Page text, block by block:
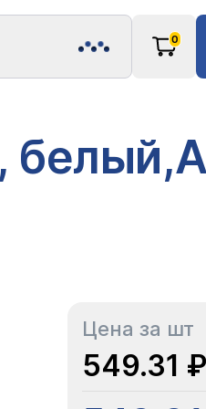
0
Цена за шт
549.31 ₽